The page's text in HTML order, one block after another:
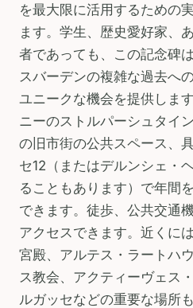
を最大限に活用するための
ます。学生、歴史愛好家、
者であっても、この記念碑
スバーデンの複雑な過去へ
ユニークな機会を提供しま
ニーのストルパーシュタイ
の旧市街の公共スペース、
セ12（またはデルンシェ・
ることもあります）で年間
できます。徒歩、公共交通
アクセスできます。近くに
宮殿、アルテス・ラートハ
ス教会、アクティーヴェス
ルガッセなどの重要な場所